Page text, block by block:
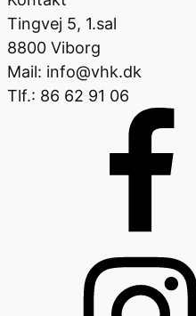
Tingvej 5, 1.sal
8800 Viborg
Mail: info@vhk.dk
Tlf.: 86 62 91 06